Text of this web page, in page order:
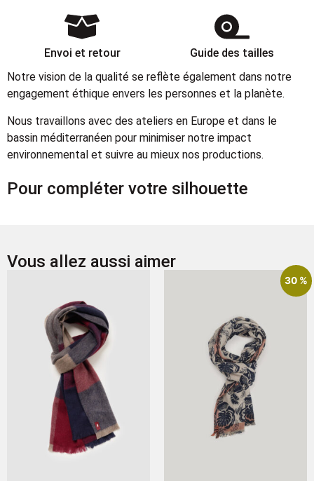
Envoi et retour
Guide des tailles
Notre vision de la qualité se reflète également dans notre
engagement éthique envers les personnes et la planète.
Nous travaillons avec des ateliers en Europe et dans le
bassin méditerranéen pour minimiser notre impact
environnemental et suivre au mieux nos productions.
Pour compléter votre silhouette
Vous allez aussi aimer
30 %